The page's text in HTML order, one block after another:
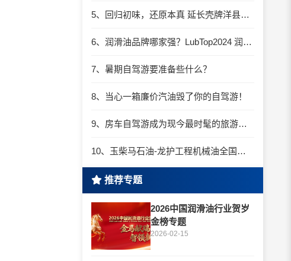
5、回归初味，还原本真 延长壳牌洋县踏春自驾游
6、润滑油品牌哪家强？LubTop2024 润滑油总评榜荣耀张榜
7、暑期自驾游要准备些什么？
8、当心一箱廉价汽油毁了你的自驾游！
9、房车自驾游成为现今最时髦的旅游方式
10、玉柴马石油-龙护工程机械油全国招商丨卓越的品质，专业的品牌！
推荐专题
2026中国润滑油行业贺岁
金榜专题
2026-02-15